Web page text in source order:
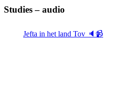
Studies – audio
Jefta in het land Tov 🔈📹